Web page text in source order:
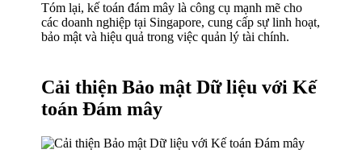
Tóm lại, kế toán đám mây là công cụ mạnh mẽ cho
các doanh nghiệp tại Singapore, cung cấp sự linh hoạt,
bảo mật và hiệu quả trong việc quản lý tài chính.
Cải thiện Bảo mật Dữ liệu với Kế
toán Đám mây